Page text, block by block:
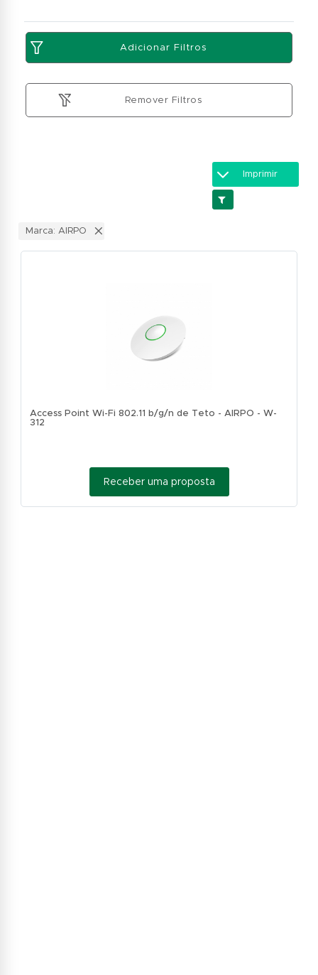
Adicionar Filtros
Remover Filtros
Imprimir
Marca: AIRPO
Access Point Wi-Fi 802.11 b/g/n de Teto - AIRPO - W-
312
Receber uma proposta